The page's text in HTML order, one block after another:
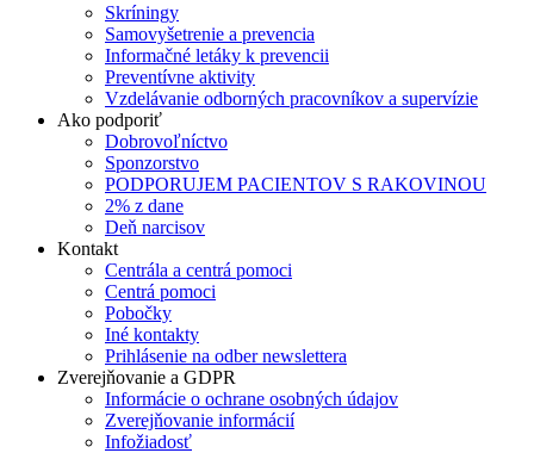
Skríningy
Samovyšetrenie a prevencia
Informačné letáky k prevencii
Preventívne aktivity
Vzdelávanie odborných pracovníkov a supervízie
Ako podporiť
Dobrovoľníctvo
Sponzorstvo
PODPORUJEM PACIENTOV S RAKOVINOU
2% z dane
Deň narcisov
Kontakt
Centrála a centrá pomoci
Centrá pomoci
Pobočky
Iné kontakty
Prihlásenie na odber newslettera
Zverejňovanie a GDPR
Informácie o ochrane osobných údajov
Zverejňovanie informácií
Infožiadosť